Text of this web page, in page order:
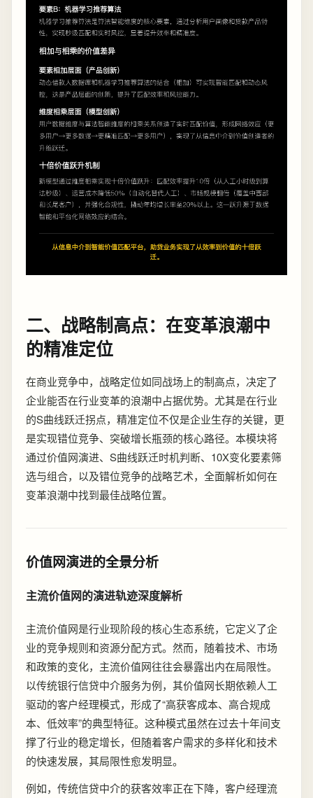
二、战略制高点：在变革浪潮中
的精准定位
在商业竞争中，战略定位如同战场上的制高点，决定了
企业能否在行业变革的浪潮中占据优势。尤其是在行业
的S曲线跃迁拐点，精准定位不仅是企业生存的关键，更
是实现错位竞争、突破增长瓶颈的核心路径。本模块将
通过价值网演进、S曲线跃迁时机判断、10X变化要素筛
选与组合，以及错位竞争的战略艺术，全面解析如何在
变革浪潮中找到最佳战略位置。
价值网演进的全景分析
主流价值网的演进轨迹深度解析
主流价值网是行业现阶段的核心生态系统，它定义了企
业的竞争规则和资源分配方式。然而，随着技术、市场
和政策的变化，主流价值网往往会暴露出内在局限性。
以传统银行信贷中介服务为例，其价值网长期依赖人工
驱动的客户经理模式，形成了“高获客成本、高合规成
本、低效率”的典型特征。这种模式虽然在过去十年间支
撑了行业的稳定增长，但随着客户需求的多样化和技术
的快速发展，其局限性愈发明显。
例如，传统信贷中介的获客效率正在下降，客户经理流